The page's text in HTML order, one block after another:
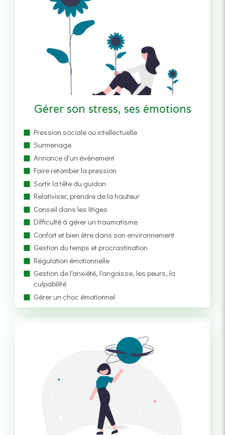
Gérer son stress, ses émotions
Pression sociale ou intellectuelle
Surmenage
Annonce d'un évènement
Faire retomber la pression
Sortir la tête du guidon
Relativiser, prendre de la hauteur
Conseil dans les litiges
Difficulté à gérer un traumatisme
Confort et bien être dans son environnement
Gestion du temps et procrastination
Régulation émotionnelle
Gestion de l'anxiété, l'angoisse, les peurs, la
culpabilité
Gérer un choc émotionnel